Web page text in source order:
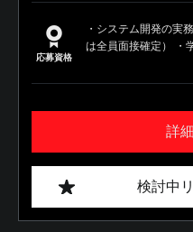
応募資格
・システム開発の実
は全員面接確定） ・
詳
検討中